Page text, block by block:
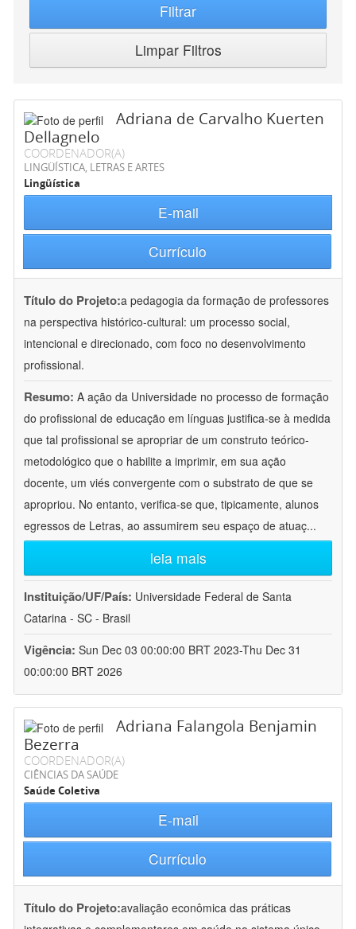
Filtrar
Limpar Filtros
Adriana de Carvalho Kuerten
Dellagnelo
COORDENADOR(A)
LINGÜÍSTICA, LETRAS E ARTES
Lingüística
E-mail
Currículo
Título do Projeto:a pedagogia da formação de professores
na perspectiva histórico-cultural: um processo social,
intencional e direcionado, com foco no desenvolvimento
profissional.
Resumo: A ação da Universidade no processo de formação
do profissional de educação em línguas justifica-se à medida
que tal profissional se apropriar de um construto teórico-
metodológico que o habilite a imprimir, em sua ação
docente, um viés convergente com o substrato de que se
apropriou. No entanto, verifica-se que, tipicamente, alunos
egressos de Letras, ao assumirem seu espaço de atuaç...
leia mais
Instituição/UF/País: Universidade Federal de Santa
Catarina - SC - Brasil
Vigência: Sun Dec 03 00:00:00 BRT 2023-Thu Dec 31
00:00:00 BRT 2026
Adriana Falangola Benjamin
Bezerra
COORDENADOR(A)
CIÊNCIAS DA SAÚDE
Saúde Coletiva
E-mail
Currículo
Título do Projeto:avaliação econômica das práticas